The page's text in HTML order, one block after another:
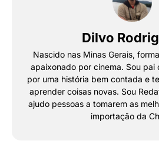
Dilvo
Nascido nas Minas Gerais,
apaixonado por cinema. Sou pai
por uma história bem contada e
aprender coisas novas. Sou
ajudo pessoas a tomarem as
importação da